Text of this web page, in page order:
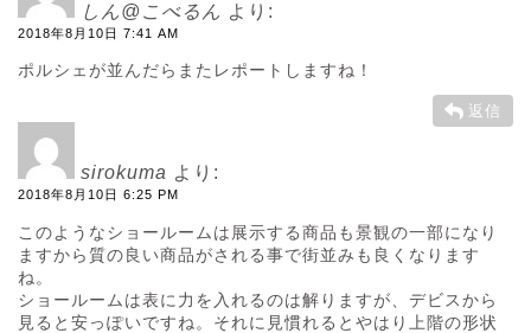
しん@こべるん より:
2018年8月10日 7:41 AM
ポルシェが並んだらまたレポートしますね！
返信
sirokuma より:
2018年8月10日 6:25 PM
このようなショールームは展示する商品も景観の一部になり
ますから質の良い商品がされる事で街並みも良くなります
ね。
ショールームは表に力を入れるのは解りますが、デビスから
見ると安っぽいですね。それに見慣れるとやはり上階の形状